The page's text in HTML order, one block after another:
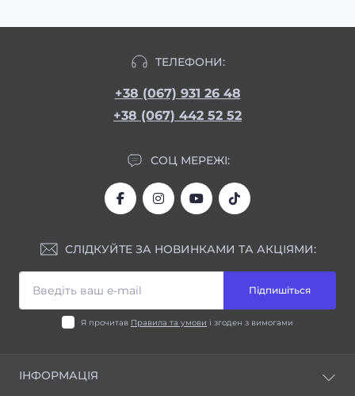
ТЕЛЕФОНИ:
+38 (067) 931 26 48
+38 (067) 442 52 52
СОЦ МЕРЕЖІ:
СЛІДКУЙТЕ ЗА НОВИНКАМИ ТА АКЦІЯМИ:
Підпишіться
Я прочитав Правила та умови і згоден з вимогами
ІНФОРМАЦІЯ